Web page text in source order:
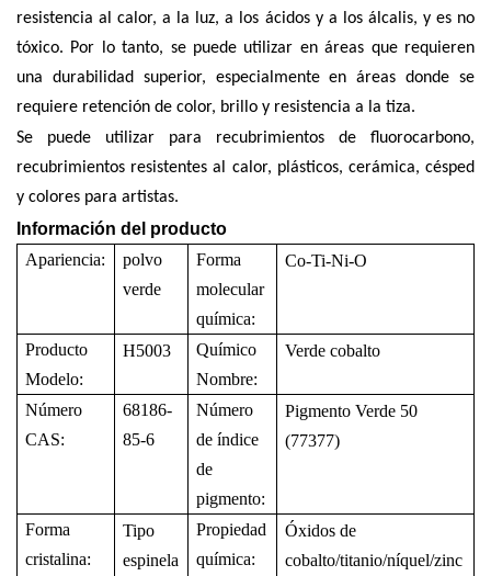
resistencia al calor, a la luz, a los ácidos y a los álcalis, y es no
tóxico. Por lo tanto, se puede utilizar en áreas que requieren
una durabilidad superior, especialmente en áreas donde se
requiere retención de color, brillo y resistencia a la tiza.
Se puede utilizar para recubrimientos de fluorocarbono,
recubrimientos resistentes al calor, plásticos, cerámica, césped
y colores para artistas.
Información del producto
Apariencia:
polvo
verde
Forma
molecular
química:
Co-Ti-Ni-O
Producto
Modelo:
H5003
Químico
Nombre:
Verde cobalto
Número
CAS:
68186-
85-6
Número
de índice
de
pigmento:
Pigmento Verde 50
(77377)
Forma
cristalina:
Tipo
espinela
Propiedad
química:
Óxidos de
cobalto/titanio/níquel/zinc